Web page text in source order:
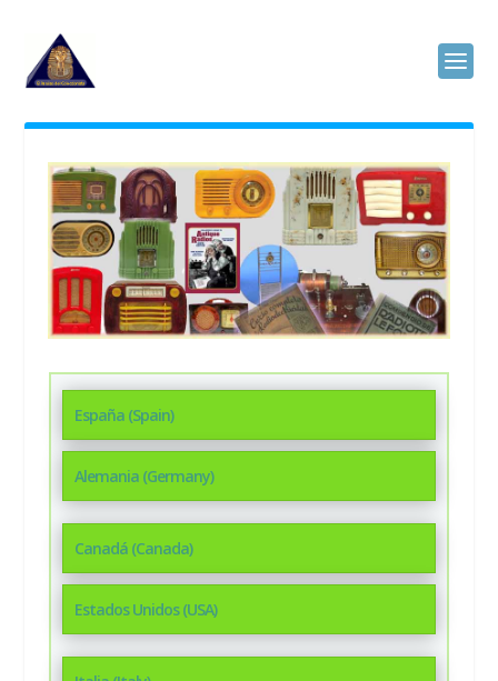
España (Spain)
Alemania (Germany)
Canadá (Canada)
Estados Unidos (USA)